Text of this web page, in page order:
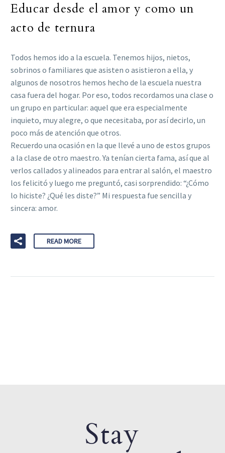
Educar desde el amor y como un
acto de ternura
Todos hemos ido a la escuela. Tenemos hijos, nietos,
sobrinos o familiares que asisten o asistieron a ella, y
algunos de nosotros hemos hecho de la escuela nuestra
casa fuera del hogar. Por eso, todos recordamos una clase o
un grupo en particular: aquel que era especialmente
inquieto, muy alegre, o que necesitaba, por así decirlo, un
poco más de atención que otros.
Recuerdo una ocasión en la que llevé a uno de estos grupos
a la clase de otro maestro. Ya tenían cierta fama, así que al
verlos callados y alineados para entrar al salón, el maestro
los felicitó y luego me preguntó, casi sorprendido: “¿Cómo
lo hiciste? ¿Qué les diste?” Mi respuesta fue sencilla y
sincera: amor.
READ MORE
Stay